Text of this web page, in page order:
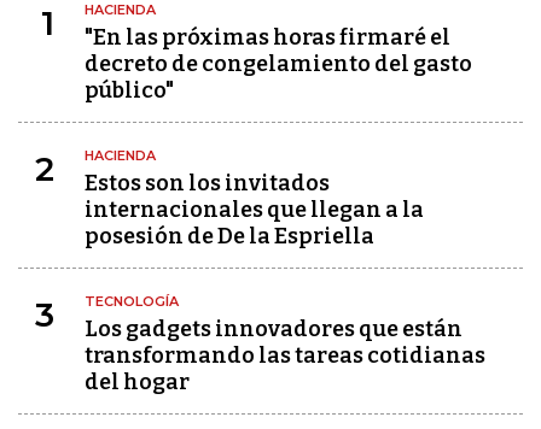
1 HACIENDA
"En las próximas horas firmaré el
decreto de congelamiento del gasto
público"
2 HACIENDA
Estos son los invitados
internacionales que llegan a la
posesión de De la Espriella
3 TECNOLOGÍA
Los gadgets innovadores que están
transformando las tareas cotidianas
del hogar